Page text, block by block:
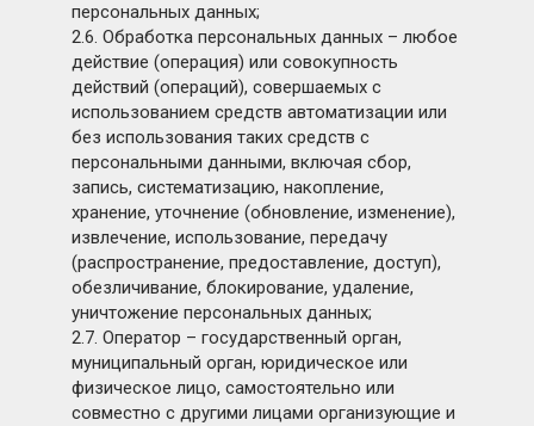
персональных данных;
2.6. Обработка персональных данных – любое
действие (операция) или совокупность
действий (операций), совершаемых с
использованием средств автоматизации или
без использования таких средств с
персональными данными, включая сбор,
запись, систематизацию, накопление,
хранение, уточнение (обновление, изменение),
извлечение, использование, передачу
(распространение, предоставление, доступ),
обезличивание, блокирование, удаление,
уничтожение персональных данных;
2.7. Оператор – государственный орган,
муниципальный орган, юридическое или
физическое лицо, самостоятельно или
совместно с другими лицами организующие и